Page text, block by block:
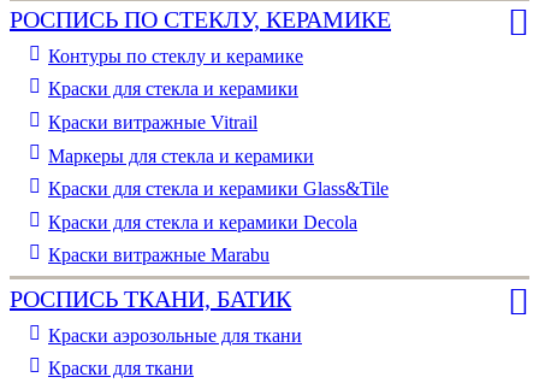
РОСПИСЬ ПО СТЕКЛУ, КЕРАМИКЕ
Контуры по стеклу и керамике
Краски для стекла и керамики
Краски витражные Vitrail
Маркеры для стекла и керамики
Краски для стекла и керамики Glass&Tile
Краски для стекла и керамики Decola
Краски витражные Marabu
РОСПИСЬ ТКАНИ, БАТИК
Краски аэрозольные для ткани
Краски для ткани